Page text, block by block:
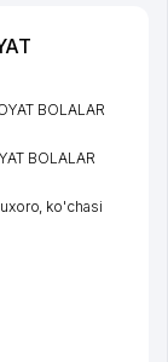
BOLALAR
BOLALAR
, ko'chasi